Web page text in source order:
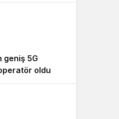
geniş 5G
oldu